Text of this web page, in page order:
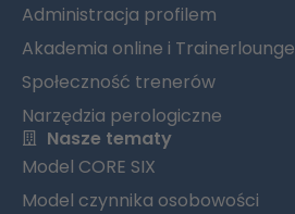
Administracja profilem
Akademia online i Trainerlounge
Społeczność trenerów
Narzędzia perologiczne
Nasze tematy
Model CORE SIX
Model czynnika osobowości